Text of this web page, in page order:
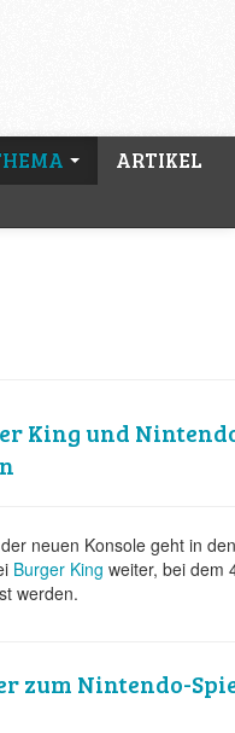
ARTIKEL
King und
neuen Konsole geht in
Burger King weiter, bei dem
werden.
zum Nintendo-